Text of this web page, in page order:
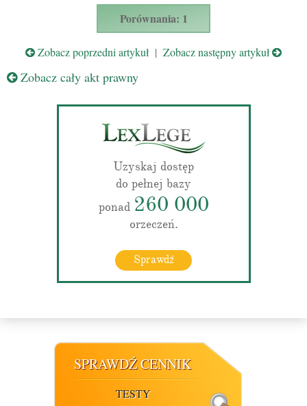
Porównania: 1
Zobacz poprzedni artykuł | Zobacz następny artykuł
Zobacz cały akt prawny
Uzyskaj dostęp
do pełnej bazy
ponad 260 000
orzeczeń.
Sprawdź
SPRAWDŹ CENNIK
TESTY